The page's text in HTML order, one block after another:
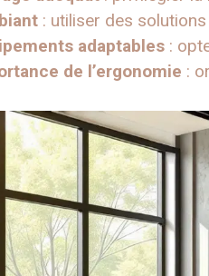
: utiliser des
adaptables :
de l’ergonomie :